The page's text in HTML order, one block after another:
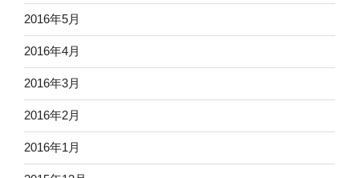
2016年5月
2016年4月
2016年3月
2016年2月
2016年1月